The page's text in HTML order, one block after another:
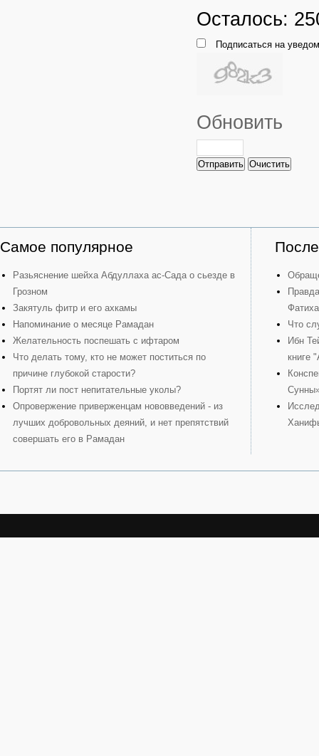
Осталось:
Подписаться на
Обновить
Отправить Очистить
Самое популярное
Разьяснение шейха Абдуллаха ас-Сада о сьезде в
Грозном
Закятуль фитр и его ахкамы
Напоминание о месяце Рамадан
Желательность поспешать с ифтаром
Что делать тому, кто не может поститься по
причине глубокой старости?
Портят ли пост непитательные уколы?
Опровержение приверженцам нововведений - из
лучших добровольных деяний, и нет препятствий
совершать его в Рамадан
Что
Ибн
книге